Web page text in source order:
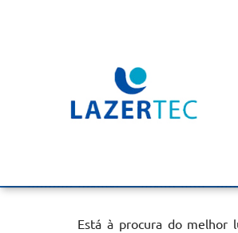
Aquecedor
Está à procura do melhor